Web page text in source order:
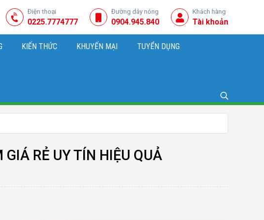
Điện thoại
0225.7774777
Đường dây nóng
0904.945.840
Khách hàng
Tài khoản
KIẾN THỨC KHUYẾN MẠI TUYỂN DỤNG
GIÁ RẺ UY TÍN HIỆU QUẢ